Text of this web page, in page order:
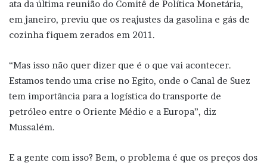
ata da última reunião do Comitê de Política Monetária,
em janeiro, previu que os reajustes da gasolina e gás de
cozinha fiquem zerados em 2011.
“Mas isso não quer dizer que é o que vai acontecer.
Estamos tendo uma crise no Egito, onde o Canal de Suez
tem importância para a logística do transporte de
petróleo entre o Oriente Médio e a Europa”, diz
Mussalém.
E a gente com isso? Bem, o problema é que os preços dos